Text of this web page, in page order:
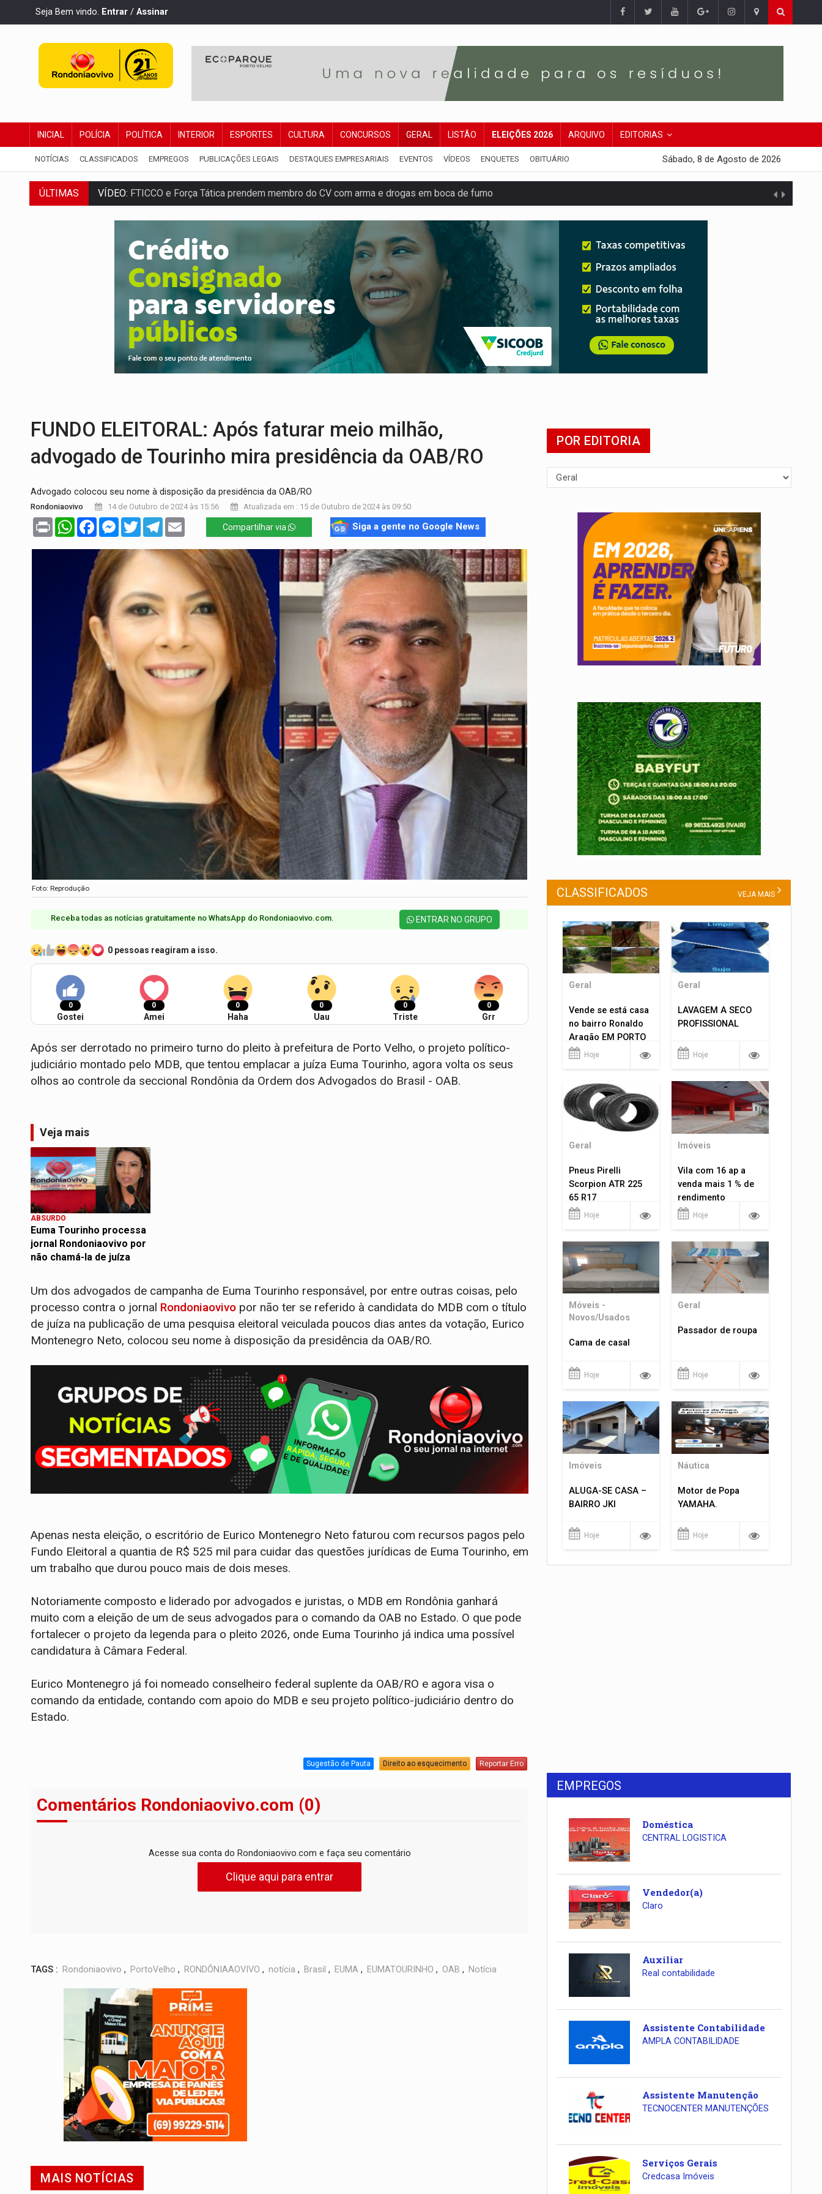
Seja Bem vindo. Entrar / Assinar
INICIAL POLÍCIA POLÍTICA INTERIOR ESPORTES CULTURA CONCURSOS GERAL LISTÃO ELEIÇÕES 2026 ARQUIVO EDITORIAS
NOTÍCIAS CLASSIFICADOS EMPREGOS PUBLICAÇÕES LEGAIS DESTAQUES EMPRESARIAIS EVENTOS VÍDEOS ENQUETES OBITUÁRIO Sábado, 8 de Agosto de 2026
ÚLTIMAS VÍDEO: FTICCO e Força Tática prendem membro do CV com arma e drogas em boca de fumo
INCLUSÃO:Prefeitura fortalece parceria com a APAE para ampliar ações voltadas a PCD's
DEFESA:Exército testa inovações no combate a drones durante exercício antiaéreo
TEMAS SOCIOAMBIENTAIS: Em Itapuã do Oeste, CINEMAZÔNIA leva cinema amazônico a estudantes na escola
PREVISÃO: Interior de Rondônia terá sábado (8) de calor intenso e tempo firme
INFRAESTRUTURA:Após quase 30 anos de espera, asfalto chega ao bairro Nova Esperança
Coreografia de Rondônia estreia na programação do Festival de Dança de Joinville
ELEIÇÕES 2026:Sgt. Mouza esclarece 'erro de digitação' em declaração de patrimônio de R$ 29 mi
FUNDO ELEITORAL: Após faturar meio milhão,
advogado de Tourinho mira presidência da OAB/RO
Advogado colocou seu nome à disposição da presidência da OAB/RO
Rondoniaovivo 14 de Outubro de 2024 às 15:56 Atualizada em : 15 de Outubro de 2024 às 09:50
Print WhatsAppFacebookMessenger
TwitterTelegram Compartilhar via Siga a gente no Google News
Foto: Reprodução
Receba todas as notícias gratuitamente no WhatsApp do Rondoniaovivo.com.​ ENTRAR NO GRUPO
0 pessoas reagiram a isso.
0
Gostei
0
Amei
0
Haha
0
Uau
0
Triste
0
Grr
Após ser derrotado no primeiro turno do pleito à prefeitura de Porto Velho, o projeto político-
judiciário montado pelo MDB, que tentou emplacar a juíza Euma Tourinho, agora volta os seus
olhos ao controle da seccional Rondônia da Ordem dos Advogados do Brasil - OAB.
Veja mais
ABSURDO
Euma Tourinho processa
jornal Rondoniaovivo por
não chamá-la de juíza
Um dos advogados de campanha de Euma Tourinho responsável, por entre outras coisas, pelo
processo contra o jornal Rondoniaovivo por não ter se referido à candidata do MDB com o título
de juíza na publicação de uma pesquisa eleitoral veiculada poucos dias antes da votação, Eurico
Montenegro Neto, colocou seu nome à disposição da presidência da OAB/RO.
Apenas nesta eleição, o escritório de Eurico Montenegro Neto faturou com recursos pagos pelo
Fundo Eleitoral a quantia de R$ 525 mil para cuidar das questões jurídicas de Euma Tourinho, em
um trabalho que durou pouco mais de dois meses.
Notoriamente composto e liderado por advogados e juristas, o MDB em Rondônia ganhará
muito com a eleição de um de seus advogados para o comando da OAB no Estado. O que pode
fortalecer o projeto da legenda para o pleito 2026, onde Euma Tourinho já indica uma possível
candidatura à Câmara Federal.
Eurico Montenegro já foi nomeado conselheiro federal suplente da OAB/RO e agora visa o
comando da entidade, contando com apoio do MDB e seu projeto político-judiciário dentro do
Estado.
Sugestão de Pauta Direito ao esquecimento Reportar Erro
Comentários Rondoniaovivo.com (0)
Acesse sua conta do Rondoniaovivo.com e faça seu comentário
Clique aqui para entrar
TAGS : Rondoniaovivo , PortoVelho , RONDÔNIAAOVIVO , notícia , Brasil , EUMA , EUMATOURINHO , OAB , Notícia
MAIS NOTÍCIAS
POR EDITORIA
CLASSIFICADOS VEJA MAIS
Geral
Vende se está casa
no bairro Ronaldo
Aragão EM PORTO
VELHO RO.
Hoje
Geral
LAVAGEM A SECO
PROFISSIONAL
Hoje
Geral
Pneus Pirelli
Scorpion ATR 225
65 R17
Hoje
Imóveis
Vila com 16 ap a
venda mais 1 % de
rendimento
Hoje
Móveis -
Novos/Usados
Cama de casal
Hoje
Geral
Passador de roupa
Hoje
Imóveis
ALUGA-SE CASA –
BAIRRO JKI
Hoje
Náutica
Motor de Popa
YAMAHA.
Hoje
EMPREGOS
Doméstica
CENTRAL LOGISTICA
Vendedor(a)
Claro
Auxiliar
Real contabilidade
Assistente Contabilidade
AMPLA CONTABILIDADE
Assistente Manutenção
TECNOCENTER MANUTENÇÕES
Serviços Gerais
Credcasa Imóveis